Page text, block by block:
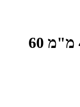
שרשרת טניס שחורה 4 מ"מ 60